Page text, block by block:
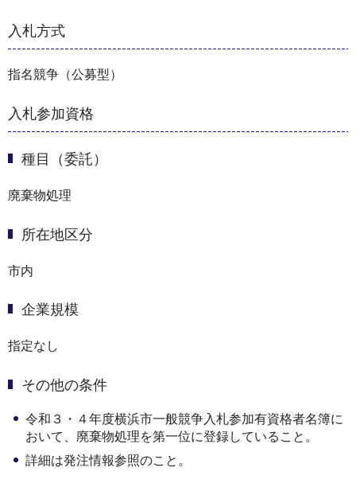
入札方式
指名競争（公募型）
入札参加資格
種目（委託）
廃棄物処理
所在地区分
市内
企業規模
指定なし
その他の条件
令和３・４年度横浜市一般競争入札参加有資格者名簿に
おいて、廃棄物処理を第一位に登録していること。
詳細は発注情報参照のこと。